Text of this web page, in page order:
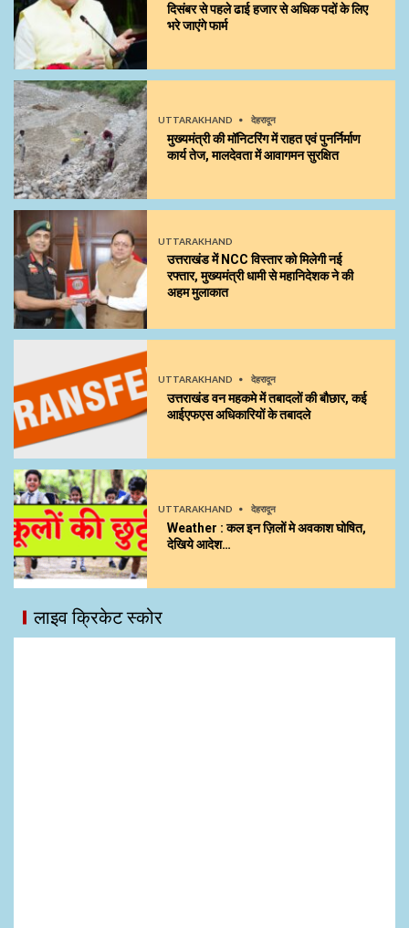
दिसंबर से पहले ढाई हजार से अधिक पदों के लिए
भरे जाएंगे फार्म
UTTARAKHAND देहरादून
मुख्यमंत्री की मॉनिटरिंग में राहत एवं पुनर्निर्माण
कार्य तेज, मालदेवता में आवागमन सुरक्षित
UTTARAKHAND
उत्तराखंड में NCC विस्तार को मिलेगी नई
रफ्तार, मुख्यमंत्री धामी से महानिदेशक ने की
अहम मुलाकात
UTTARAKHAND देहरादून
उत्तराखंड वन महकमे में तबादलों की बौछार, कई
आईएफएस अधिकारियों के तबादले
UTTARAKHAND देहरादून
Weather : कल इन ज़िलों मे अवकाश घोषित,
देखिये आदेश…
लाइव क्रिकेट स्कोर